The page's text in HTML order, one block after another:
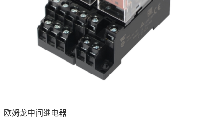
欧姆龙中间继电器